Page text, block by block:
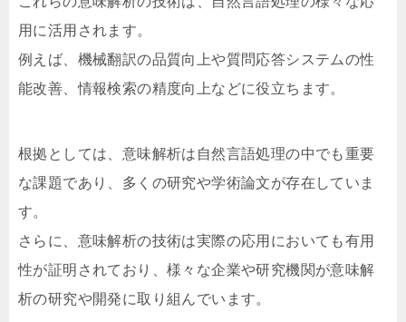
用に活用されます。
例えば、機械翻訳の品質向上や質問応答システムの性
能改善、情報検索の精度向上などに役立ちます。
根拠としては、意味解析は自然言語処理の中でも重要
な課題であり、多くの研究や学術論文が存在していま
す。
さらに、意味解析の技術は実際の応用においても有用
性が証明されており、様々な企業や研究機関が意味解
析の研究や開発に取り組んでいます。